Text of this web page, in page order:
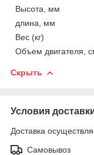
Высота, мм
длина, мм
Вес (кг)
Объем двигателя,
Скрыть
Условия
Доставка
Самовывоз